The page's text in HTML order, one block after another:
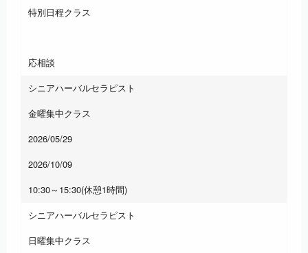
特別日程クラス
応相談
シニアハーバルセラピスト
金曜集中クラス
2026/05/29
2026/10/09
10:30～15:30(休憩1時間)
シニアハーバルセラピスト
日曜集中クラス